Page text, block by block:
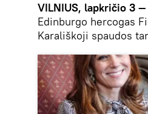
VILNIUS, lapkričio 3
Edinburgo hercogas
Karališkoji spaudos